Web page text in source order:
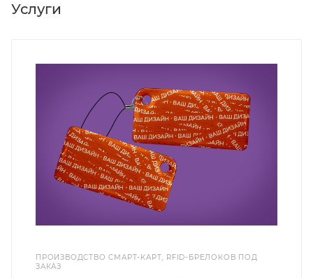
Услуги
ПРОИЗВОДСТВО СМАРТ-КАРТ, RFID-БРЕЛОКОВ ПОД
ЗАКАЗ